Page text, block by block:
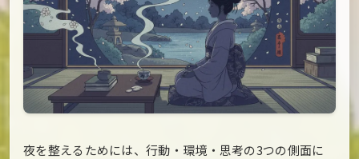
夜を整えるためには、行動・環境・思考の3つの側面に